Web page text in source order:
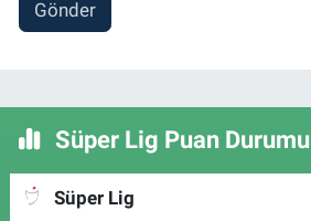
Gönder
Süper Lig Puan Durumu
Süper Lig